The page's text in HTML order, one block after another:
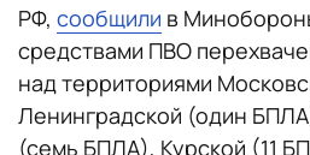
РФ, сообщили в
средствами ПВО
над территориями
Ленинградской (один
(семь БПЛА), Курской (11